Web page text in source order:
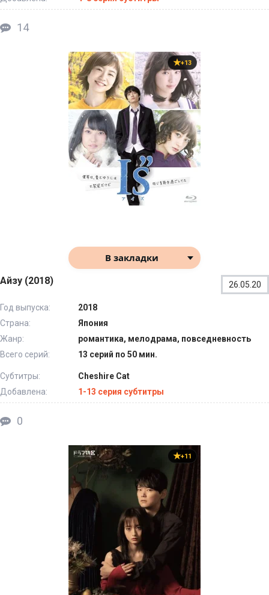
14
+13
В закладки
Айзу (2018) 26.05.20
Год выпуска:
2018
Страна:
Япония
Жанр:
романтика, мелодрама, повседневность
Всего серий:
13 серий по 50 мин.
Субтитры:
Cheshire Cat
Добавлена:
1-13 серия субтитры
0
+11